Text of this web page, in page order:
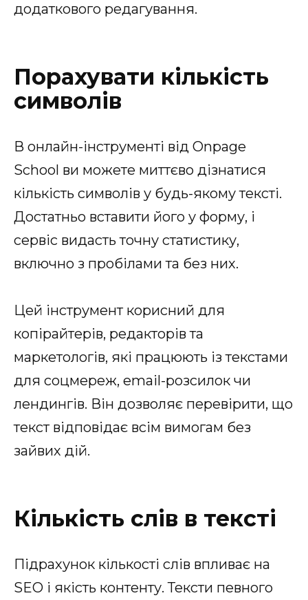
додаткового редагування.
Порахувати кількість
символів
В онлайн-інструменті від Onpage
School ви можете миттєво дізнатися
кількість символів у будь-якому тексті.
Достатньо вставити його у форму, і
сервіс видасть точну статистику,
включно з пробілами та без них.
Цей інструмент корисний для
копірайтерів, редакторів та
маркетологів, які працюють із текстами
для соцмереж, email-розсилок чи
лендингів. Він дозволяє перевірити, що
текст відповідає всім вимогам без
зайвих дій.
Кількість слів в тексті
Підрахунок кількості слів впливає на
SEO і якість контенту. Тексти певного